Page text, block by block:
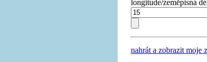
longitude/zeměpisná
nahrát a zobrazit moje